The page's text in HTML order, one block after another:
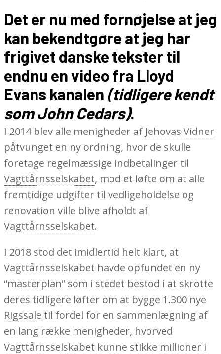
Det er nu med fornøjelse at jeg
kan bekendtgøre at jeg har
frigivet danske tekster til
endnu en video fra Lloyd
Evans kanalen (tidligere kendt
som John Cedars).
I 2014 blev alle menigheder af Jehovas Vidner
påtvunget en ny ordning, hvor de skulle
foretage regelmæssige indbetalinger til
Vagttårnsselskabet, mod et løfte om at alle
fremtidige udgifter til vedligeholdelse og
renovation ville blive afholdt af
Vagttårnsselskabet.
I 2018 stod det imidlertid helt klart, at
Vagttårnsselskabet havde opfundet en ny
“masterplan” som i stedet bestod i at skrotte
deres tidligere løfter om at bygge 1.300 nye
Rigssale til fordel for en sammenlægning af
en lang række menigheder, hvorved
Vagttårnsselskabet kunne stikke millioner i